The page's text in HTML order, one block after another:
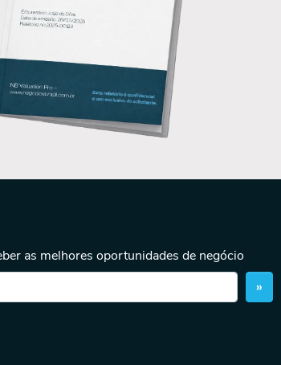
as melhores oportunidades de negócio
»